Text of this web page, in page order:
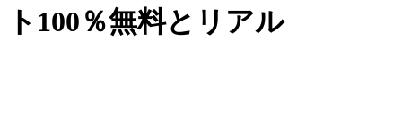
ト100％無料とリアル